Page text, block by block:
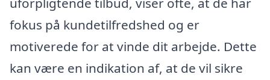
fokus på kundetilfredshed og er
motiverede for at vinde dit arbejde. Dette
kan være en indikation af, at de vil sikre